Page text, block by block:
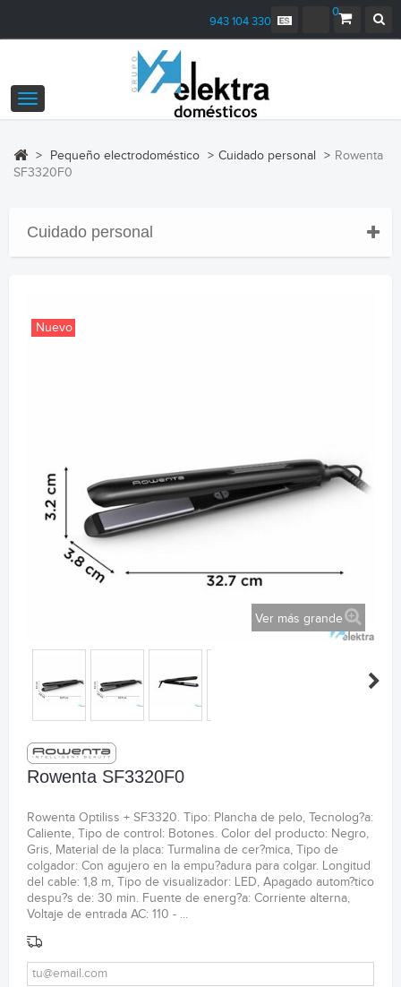
0
943 104 330
Navegación
Toggle
> Pequeño electrodoméstico > Cuidado personal > Rowenta
SF3320F0
Cuidado personal
Nuevo
Ver más grande
Rowenta SF3320F0
Rowenta Optiliss + SF3320. Tipo: Plancha de pelo, Tecnolog?a:
Caliente, Tipo de control: Botones. Color del producto: Negro,
Gris, Material de la placa: Turmalina de cer?mica, Tipo de
colgador: Con agujero en la empu?adura para colgar. Longitud
del cable: 1,8 m, Tipo de visualizador: LED, Apagado autom?tico
despu?s de: 30 min. Fuente de energ?a: Corriente alterna,
Voltaje de entrada AC: 110 - ...